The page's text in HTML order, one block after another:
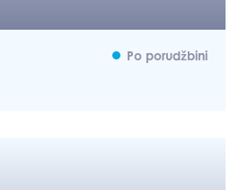
Po porudžbini